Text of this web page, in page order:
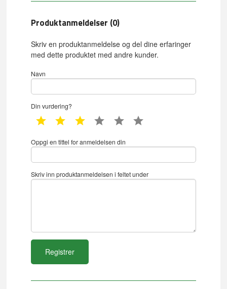
Produktanmeldelser (0)
Skriv en produktanmeldelse og del dine erfaringer
med dette produktet med andre kunder.
Navn
Din vurdering?
1 star 2 star 3 star 4 star 5 star
Oppgi en tittel for anmeldelsen din
Skriv inn produktanmeldelsen i feltet under